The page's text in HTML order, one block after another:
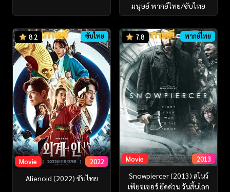
มนุษย์ พากย์ไทย/ซับไทย
8.2 ซับไทย
Movie 2022
Alienoid (2022) ซับไทย
7.8 พากย์ไทย
Movie 2013
Snowpiercer (2013) สโนว์
เพียซเซอร์ ยึดด่วน วันสิ้นโลก